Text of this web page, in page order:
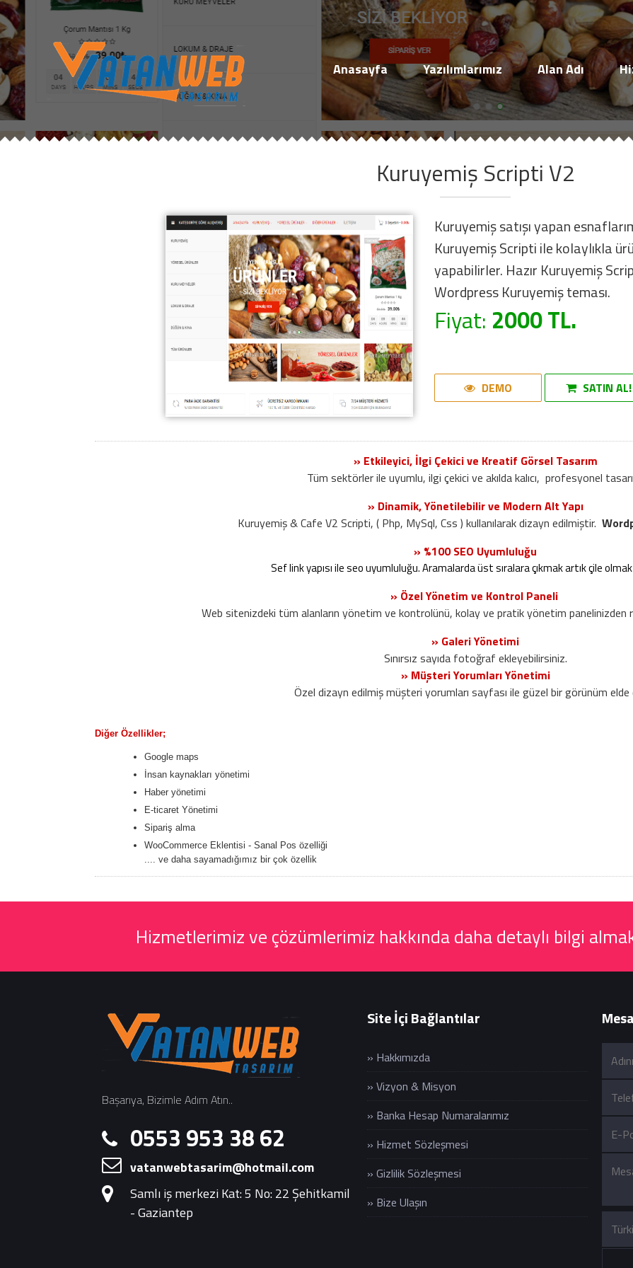
Anasayfa Yazılımlarımız Alan Adı
Kuruyemiş Scripti V2
Kuruyemiş satışı yapan
Kuruyemiş Scripti ile kolaylıkla
yapabilirler. Hazır Kuruyemiş
Wordpress Kuruyemiş teması.
Fiyat: 2000 TL.
DEMO SATIN AL!
» Etkileyici, İlgi Çekici ve Kreatif Görsel Tasarım
Tüm sektörler ile uyumlu, ilgi çekici ve akılda kalıcı, profesyonel
» Dinamik, Yönetilebilir ve Modern Alt Yapı
Kuruyemiş & Cafe V2 Scripti, ( Php, MySql, Css ) kullanılarak dizayn edilmiştir.
» %100 SEO Uyumluluğu
Sef link yapısı ile seo uyumluluğu. Aramalarda üst sıralara çıkmak artık çile
» Özel Yönetim ve Kontrol Paneli
Web sitenizdeki tüm alanların yönetim ve kontrolünü, kolay ve pratik yönetim panelinizden
» Galeri Yönetimi
Sınırsız sayıda fotoğraf ekleyebilirsiniz.
» Müşteri Yorumları Yönetimi
Özel dizayn edilmiş müşteri yorumları sayfası ile güzel bir görünüm
Diğer Özellikler;
Google maps
İnsan kaynakları yönetimi
Haber yönetimi
E-ticaret Yönetimi
Sipariş alma
WooCommerce Eklentisi - Sanal Pos özelliği
.... ve daha sayamadığımız bir çok özellik
Hizmetlerimiz ve çözümlerimiz hakkında daha detaylı bilgi
Başarıya, Bizimle Adım Atın..
0553 953 38 62
vatanwebtasarim@hotmail.com
Samlı iş merkezi Kat: 5 No: 22 Şehitkamil
- Gaziantep
Site İçi Bağlantılar
» Hakkımızda
» Vizyon & Misyon
» Banka Hesap Numaralarımız
» Hizmet Sözleşmesi
» Gizlilik Sözleşmesi
» Bize Ulaşın
Müşteri Paneli
Giriş Yap
Henüz Hesabınız Yok mu?